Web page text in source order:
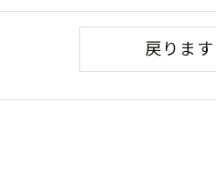
戻ります